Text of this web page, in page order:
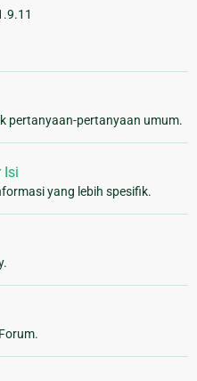
pertanyaan-pertanyaan umum.
Isi
yang lebih spesifik.